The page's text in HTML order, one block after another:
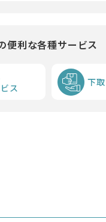
便利な各種サービス
ス
下